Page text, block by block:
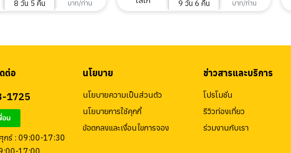
8 วัน 5 คืน บาท/ท่าน 9 วัน 6 คืน บาท/ท่าน
ต่อ
1725
ร์ : 09:00-17:30
17:00
นโยบาย
นโยบายความเป็นส่วนตัว
นโยบายการใช้คุกกี้
ข้อตกลงและเงื่อนไขการจอง
ข่าวสารและบริการ
โปรโมชั่น
รีวิวท่องเที่ยว
ร่วมงานกับเรา